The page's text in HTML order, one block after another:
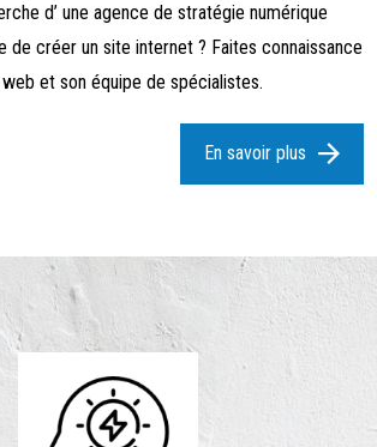
d’ une agence de stratégie numérique
de créer un site internet ? Faites connaissance
web et son équipe de spécialistes.
En savoir plus